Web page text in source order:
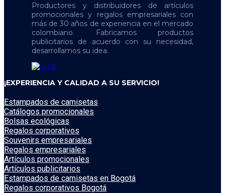
Productores y distribuidores de artículos
promocionales y regalos empresariales con
más de 30 años de experiencia en el mercado
colombiano. Fabricamos productos
publicitarios de acuerdo con su necesidad,
desarrollamos su idea.
¡EXPERIENCIA Y CALIDAD A SU SERVICIO!
Estampados de camisetas
Catálogos promocionales
Bolsas ecológicas
Regalos corporativos
Souvenirs empresariales
Regalos empresariales
Artículos promocionales
Artículos publicitarios
Estampados de camisetas en Bogotá
Regalos corporativos Bogotá